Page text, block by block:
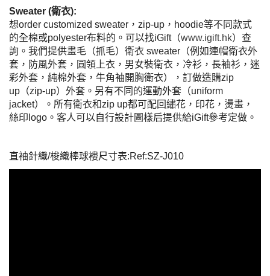
Sweater (衛衣):
想order customized sweater，zip-up，hoodie等不同款式
的全棉或polyester布料的。可以找iGift（www.igift.hk）查
詢。我們提供畫毛（抓毛）衛衣 sweater（例如連帽衛衣外
套，防風外套，圓領上衣，男女裝衛衣，冷衫，長袖衫，迷
彩外套，純棉外套，牛角袖開胸衛衣），訂做造購zip
up（zip-up）外套。另有不同的運動外套（uniform
jacket）。所有衛衣和zip up都可配回繡花，印花，燙畫，
絲印logo。客人可以自行設計圖樣后提供給iGift參考定做。
直袖針織/梭織棒球褸尺寸表:Ref:SZ-J010